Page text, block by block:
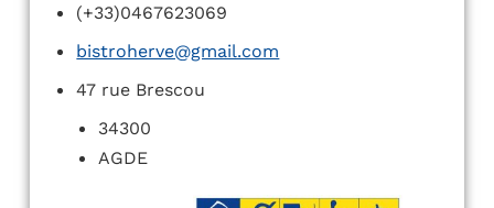
(+33)0467623069
bistroherve@gmail.com
47 rue Brescou
34300
AGDE